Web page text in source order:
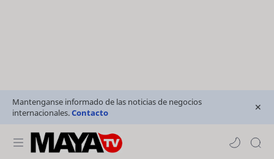
Mantenganse informado de las noticias de negocios
internacionales.Contacto